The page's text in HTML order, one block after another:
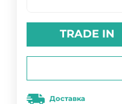
TRADE IN
Доставка